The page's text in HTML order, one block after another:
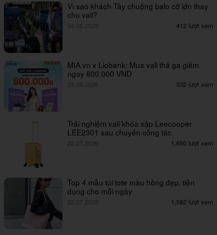
Vì sao khách Tây chuộng balo cỡ lớn thay
cho vali?
04.08.2026 412 lượt xem
MIA.vn x Liobank: Mua vali thả ga giảm
ngay 800.000 VND
03.08.2026 532 lượt xem
Trải nghiệm vali khóa sập Leecooper
LEE2301 sau chuyến công tác
22.07.2026 1,650 lượt xem
Top 4 mẫu túi tote màu hồng đẹp, tiện
dụng cho mỗi ngày
22.07.2026 1,582 lượt xem